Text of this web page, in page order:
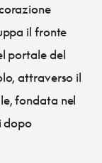
il fronte
portale del
attraverso il
fondata nel
dopo